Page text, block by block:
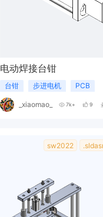
电动焊接台钳
台钳 步进电机 PCB
_xiaomao_ 7k+ 9
sw2022